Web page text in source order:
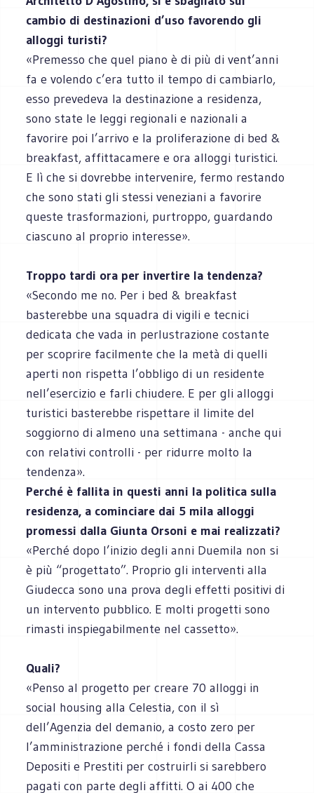
cambio di destinazioni d’uso favorendo gli
alloggi turisti?
«Premesso che quel piano è di più di vent’anni
fa e volendo c’era tutto il tempo di cambiarlo,
esso prevedeva la destinazione a residenza,
sono state le leggi regionali e nazionali a
favorire poi l’arrivo e la proliferazione di bed &
breakfast, affittacamere e ora alloggi turistici.
E lì che si dovrebbe intervenire, fermo restando
che sono stati gli stessi veneziani a favorire
queste trasformazioni, purtroppo, guardando
ciascuno al proprio interesse».
Troppo tardi ora per invertire la tendenza?
«Secondo me no. Per i bed & breakfast
basterebbe una squadra di vigili e tecnici
dedicata che vada in perlustrazione costante
per scoprire facilmente che la metà di quelli
aperti non rispetta l’obbligo di un residente
nell’esercizio e farli chiudere. E per gli alloggi
turistici basterebbe rispettare il limite del
soggiorno di almeno una settimana - anche qui
con relativi controlli - per ridurre molto la
tendenza».
Perché è fallita in questi anni la politica sulla
residenza, a cominciare dai 5 mila alloggi
promessi dalla Giunta Orsoni e mai realizzati?
«Perché dopo l’inizio degli anni Duemila non si
è più “progettato”. Proprio gli interventi alla
Giudecca sono una prova degli effetti positivi di
un intervento pubblico. E molti progetti sono
rimasti inspiegabilmente nel cassetto».
Quali?
«Penso al progetto per creare 70 alloggi in
social housing alla Celestia, con il sì
dell’Agenzia del demanio, a costo zero per
l’amministrazione perché i fondi della Cassa
Depositi e Prestiti per costruirli si sarebbero
pagati con parte degli affitti. O ai 400 che